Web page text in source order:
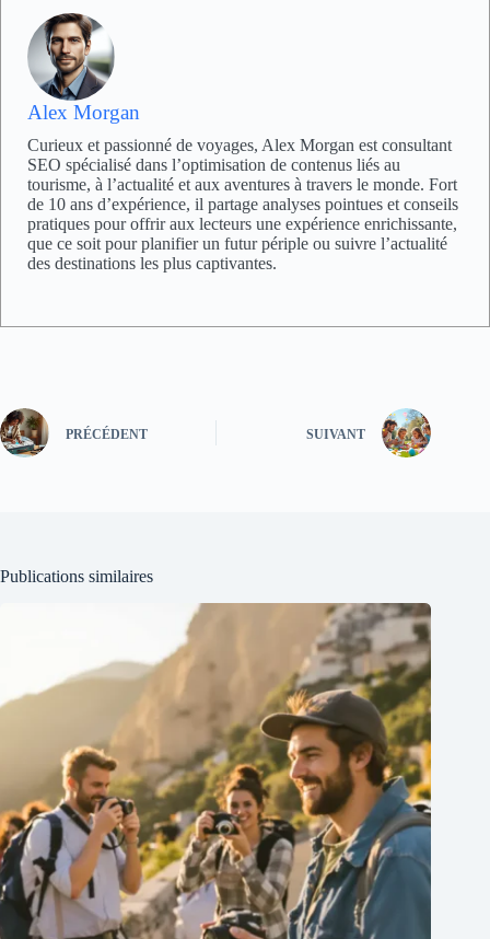
Alex Morgan
Curieux et passionné de voyages, Alex Morgan est consultant
SEO spécialisé dans l’optimisation de contenus liés au
tourisme, à l’actualité et aux aventures à travers le monde. Fort
de 10 ans d’expérience, il partage analyses pointues et conseils
pratiques pour offrir aux lecteurs une expérience enrichissante,
que ce soit pour planifier un futur périple ou suivre l’actualité
des destinations les plus captivantes.
PRÉCÉDENT SUIVANT
Publications similaires